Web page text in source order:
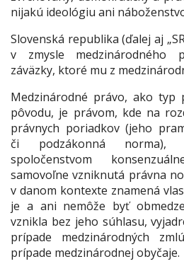
nijakú ideológiu ani
Slovenská republika (ďalej aj
v zmysle medzinárodného
záväzky, ktoré mu z
Medzinárodné právo, ako typ
pôvodu, je právom, kde na
právnych poriadkov (jeho
či podzákonná norma),
spoločenstvom
samovoľne vzniknutá právna
v danom kontexte znamená
je a ani nemôže byť
vznikla bez jeho súhlasu,
prípade medzinárodných
prípade medzinárodnej obyčaje.